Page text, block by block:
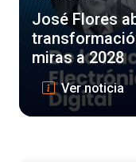
José Flores
miras a 2028
Ver noticia